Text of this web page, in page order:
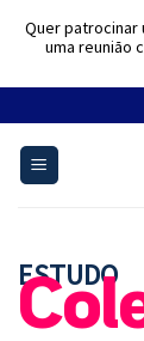
content
ESTUDO
Quer patrocinar
uma reunião